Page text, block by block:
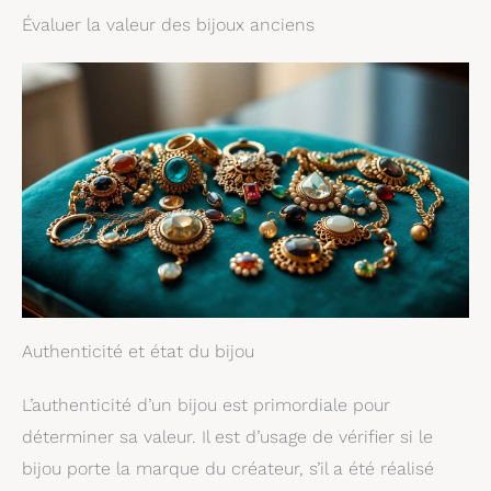
Évaluer la valeur des bijoux anciens
Authenticité et état du bijou
L’authenticité d’un bijou est primordiale pour
déterminer sa valeur. Il est d’usage de vérifier si le
bijou porte la marque du créateur, s’il a été réalisé